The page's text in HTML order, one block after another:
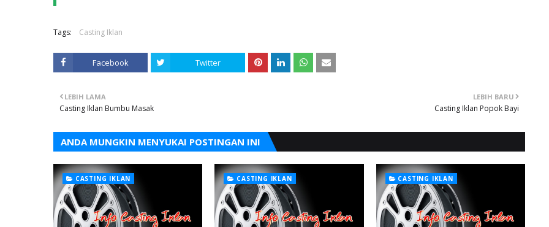
Tags: Casting Iklan
Facebook Twitter
LEBIH BARU
Casting Iklan Popok Bayi
LEBIH LAMA
Casting Iklan Bumbu Masak
ANDA MUNGKIN MENYUKAI POSTINGAN INI
CASTING IKLAN CASTING IKLAN CASTING IKLAN